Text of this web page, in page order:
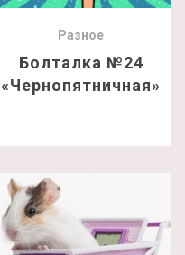
Разное
Болталка №24
«Чернопятничная»